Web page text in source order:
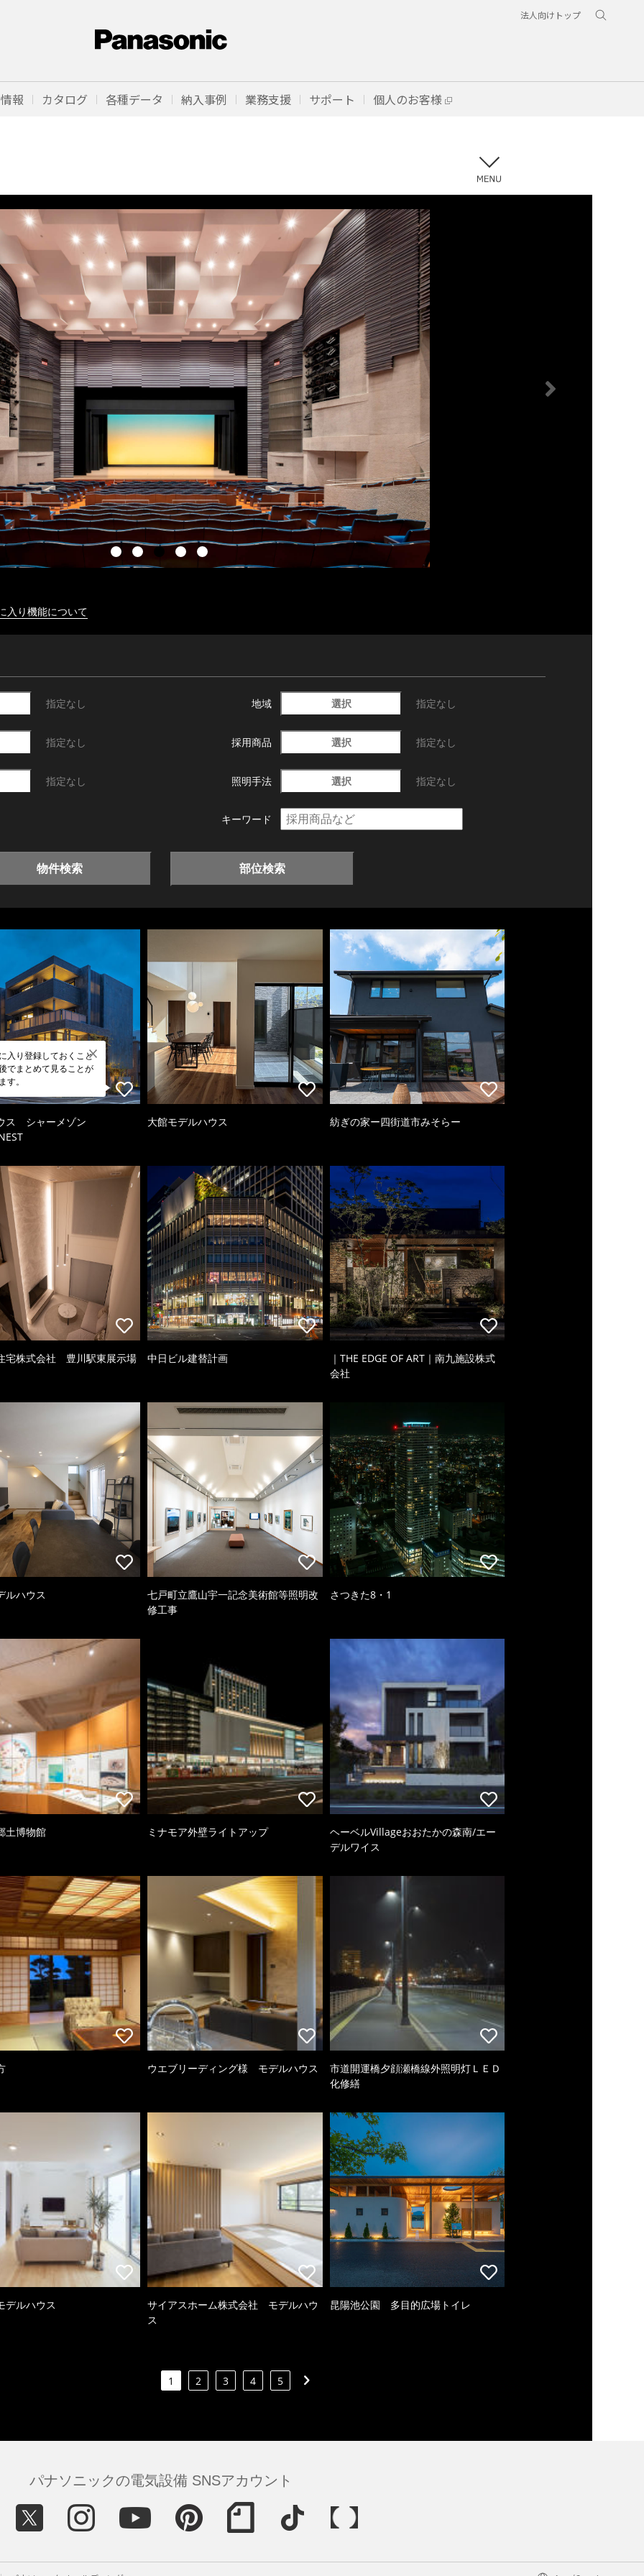
法人向けトップ
報 カタログ 各種データ 納入事例 業務支援 サポート 個人のお客様
入り機能について
指定なし 地域 選択 指定なし
指定なし 採用商品 選択 指定なし
指定なし 照明手法 選択 指定なし
キーワード
物件検索 部位検索
入り登録しておくこと
でまとめて見ることが
す。
ス シャーメゾン
大館モデルハウス 紡ぎの家ー四街道市みそらー
宅株式会社 豊川駅東展示場 中日ビル建替計画
｜THE EDGE OF ART｜南九施設株式
会社
ルハウス
七戸町立鷹山宇一記念美術館等照明改
修工事
さつきた8・1
土博物館 ミナモア外壁ライトアップ
ヘーベルVillageおおたかの森南/エー
デルワイス
ウエブリーディング様 モデルハウス
市道開運橋夕顔瀬橋線外照明灯ＬＥＤ
化修繕
デルハウス
サイアスホーム株式会社 モデルハウ
ス
昆陽池公園 多目的広場トイレ
1 2 3 4 5
パナソニックの電気設備 SNSアカウント